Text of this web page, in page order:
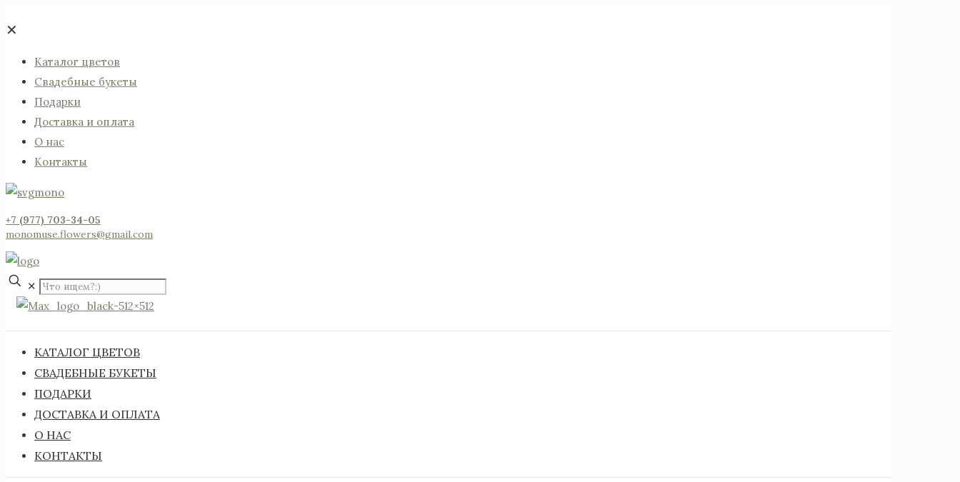
✕
Каталог цветов
Свадебные букеты
Подарки
Доставка и оплата
О нас
Контакты
+7 (977) 703-34-05
monomuse.flowers@gmail.com
✕
КАТАЛОГ ЦВЕТОВ
СВАДЕБНЫЕ БУКЕТЫ
ПОДАРКИ
ДОСТАВКА И ОПЛАТА
О НАС
КОНТАКТЫ